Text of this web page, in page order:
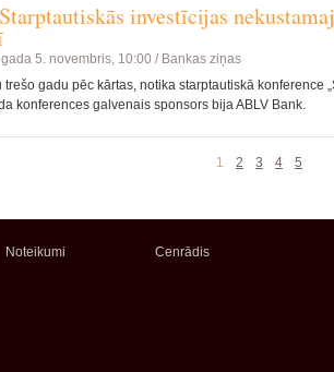
investīcijas
5. novembris, 10:00 / Bankas ziņas
gadu pēc kārtas, notika starptautiskā konference
konferences galvenais sponsors bija ABLV Bank.
1 2 3 4 5
Noteikumi Cenrādis